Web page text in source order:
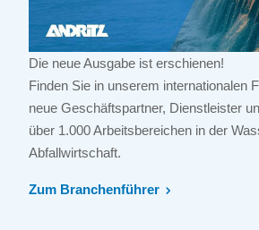
Die neue Ausgabe ist erschienen!
Finden Sie in unserem internationalen
neue Geschäftspartner, Dienstleister
über 1.000 Arbeitsbereichen in der
Abfallwirtschaft.
Zum Branchenführer